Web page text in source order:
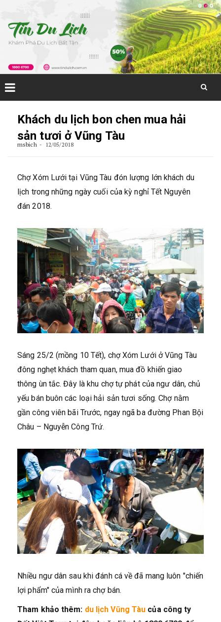
Khách du lịch bon chen mua hải
sản tươi ở Vũng Tàu
msbich 12/05/2018
Chợ Xóm Lưới tại Vũng Tàu đón lượng lớn khách du
lịch trong những ngày cuối của kỳ nghỉ Tết Nguyên
đán 2018.
Sáng 25/2 (mồng 10 Tết), chợ Xóm Lưới ở Vũng Tàu
đông nghẹt khách tham quan, mua đồ khiến giao
thông ùn tắc. Đây là khu chợ tự phát của ngư dân, chủ
yếu bán buôn các loại hải sản tươi sống. Chợ nằm
gần công viên bãi Trước, ngay ngã ba đường Phan Bội
Châu – Nguyễn Công Trứ.
Nhiều ngư dân sau khi đánh cá về đã mang luôn "chiến
lợi phẩm" của mình ra chợ bán.
Tham khảo thêm: du lịch Vũng Tàu của công ty